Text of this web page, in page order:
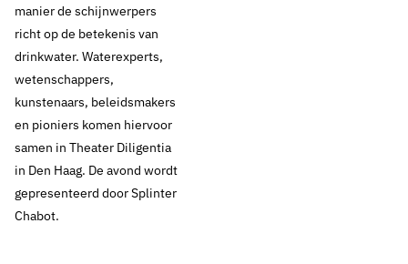
manier de schijnwerpers
richt op de betekenis van
drinkwater. Waterexperts,
wetenschappers,
kunstenaars, beleidsmakers
en pioniers komen hiervoor
samen in Theater Diligentia
in Den Haag. De avond wordt
gepresenteerd door Splinter
Chabot.